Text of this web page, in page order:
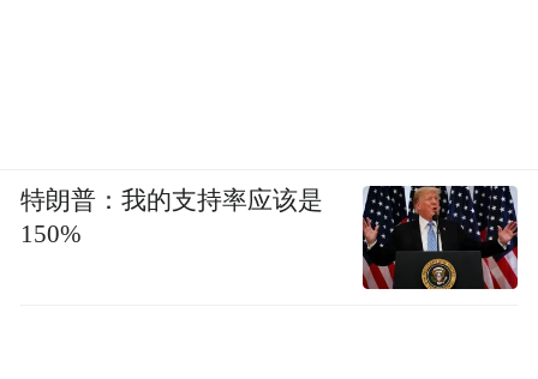
特朗普：我的支持率应该是
150%